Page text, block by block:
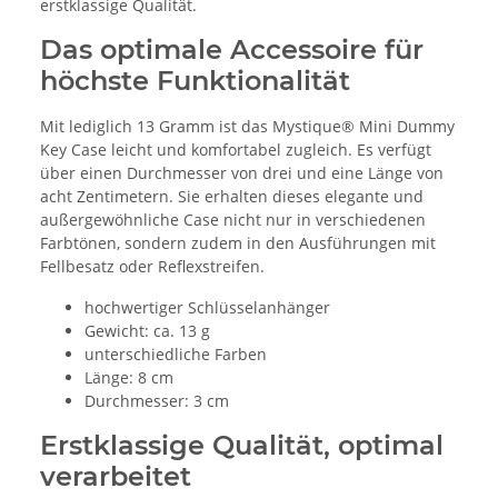
erstklassige Qualität.
Das optimale Accessoire für
höchste Funktionalität
Mit lediglich 13 Gramm ist das Mystique® Mini Dummy
Key Case leicht und komfortabel zugleich. Es verfügt
über einen Durchmesser von drei und eine Länge von
acht Zentimetern. Sie erhalten dieses elegante und
außergewöhnliche Case nicht nur in verschiedenen
Farbtönen, sondern zudem in den Ausführungen mit
Fellbesatz oder Reflexstreifen.
hochwertiger Schlüsselanhänger
Gewicht: ca. 13 g
unterschiedliche Farben
Länge: 8 cm
Durchmesser: 3 cm
Erstklassige Qualität, optimal
verarbeitet